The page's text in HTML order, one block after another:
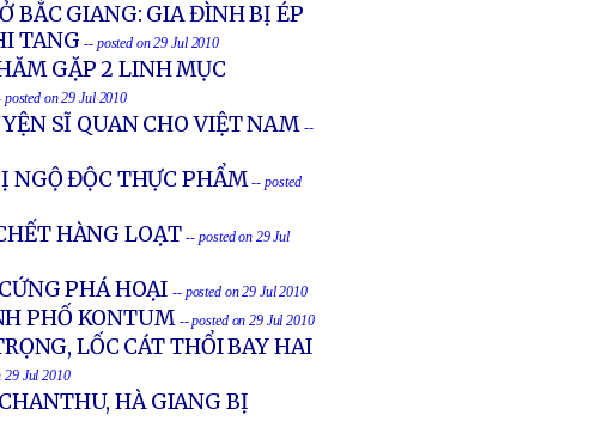
BẮC GIANG: GIA ĐÌNH BỊ ÉP
TANG-- posted on 29 Jul 2010
GẶP 2 LINH MỤC
posted on 29 Jul 2010
SĨ QUAN CHO VIỆT NAM --
NGỘ ĐỘC THỰC PHẨM -- posted
HÀNG LOẠT-- posted on 29 Jul
PHÁ HOẠI-- posted on 29 Jul 2010
PHỐ KONTUM -- posted on 29 Jul 2010
LỐC CÁT THỔI BAY HAI
29 Jul 2010
HÀ GIANG BỊ